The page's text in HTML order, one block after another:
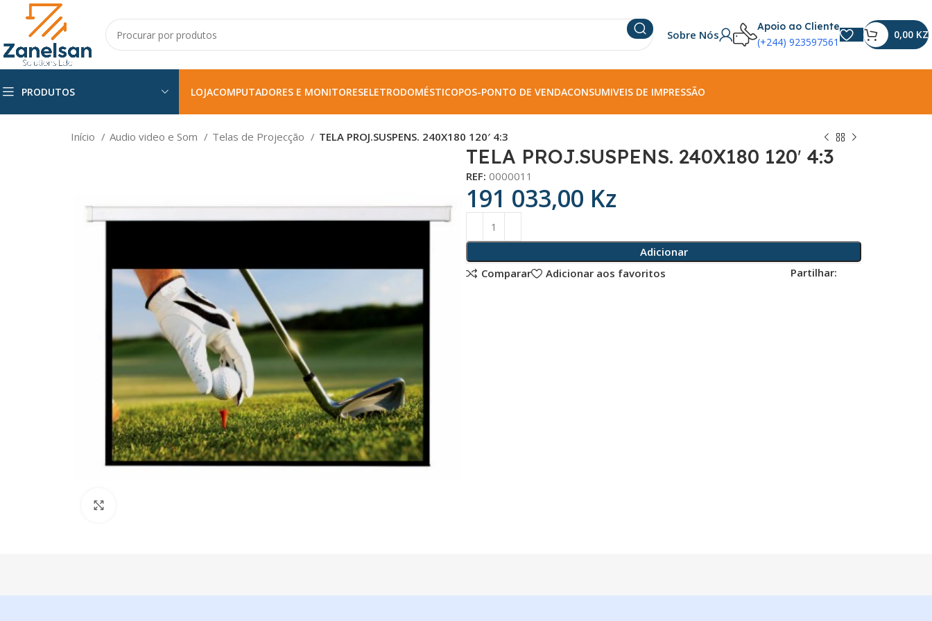
Sobre Nós
Apoio ao Cliente
(+244) 923597561
0,00 KZ
PRODUTOS LOJACOMPUTADORES E MONITORESELETRODOMÉSTICOPOS-PONTO DE VENDACONSUMIVEIS DE IMPRESSÃO
Início Audio video e Som Telas de Projecção TELA PROJ.SUSPENS. 240X180 120′ 4:3
TELA PROJ.SUSPENS. 240X180 120′ 4:3
REF: 0000011
191 033,00 Kz
Adicionar
Comparar
Adicionar aos favoritos Partilhar: